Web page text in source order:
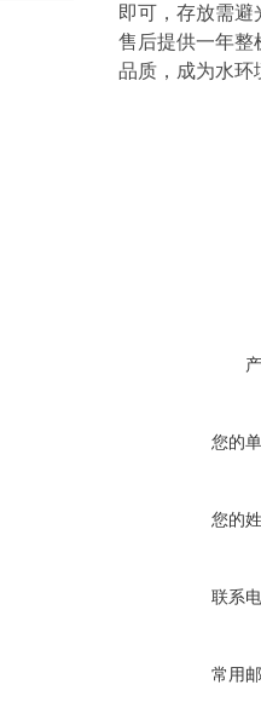
即可，存放需避
售后提供一年整
品质，成为水环
您的
您的
联系
常用